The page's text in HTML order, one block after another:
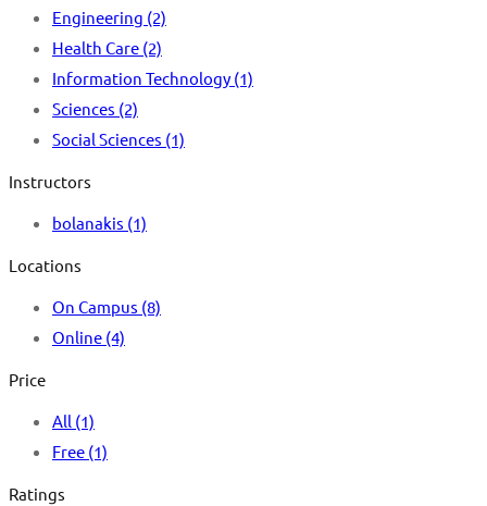
Engineering (2)
Health Care (2)
Information Technology (1)
Sciences (2)
Social Sciences (1)
Instructors
bolanakis (1)
Locations
On Campus (8)
Online (4)
Price
All (1)
Free (1)
Ratings